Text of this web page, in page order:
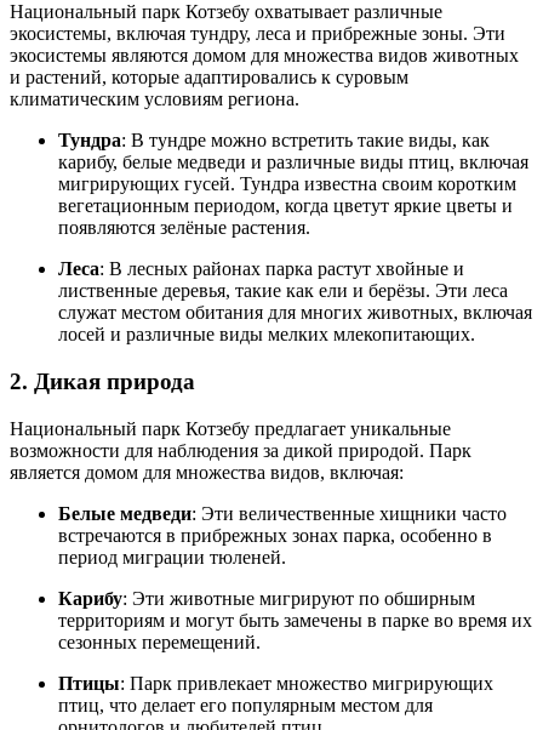
Национальный парк Котзебу охватывает различные
экосистемы, включая тундру, леса и прибрежные зоны. Эти
экосистемы являются домом для множества видов животных
и растений, которые адаптировались к суровым
климатическим условиям региона.
Тундра: В тундре можно встретить такие виды, как
карибу, белые медведи и различные виды птиц, включая
мигрирующих гусей. Тундра известна своим коротким
вегетационным периодом, когда цветут яркие цветы и
появляются зелёные растения.
Леса: В лесных районах парка растут хвойные и
лиственные деревья, такие как ели и берёзы. Эти леса
служат местом обитания для многих животных, включая
лосей и различные виды мелких млекопитающих.
2. Дикая природа
Национальный парк Котзебу предлагает уникальные
возможности для наблюдения за дикой природой. Парк
является домом для множества видов, включая:
Белые медведи: Эти величественные хищники часто
встречаются в прибрежных зонах парка, особенно в
период миграции тюленей.
Карибу: Эти животные мигрируют по обширным
территориям и могут быть замечены в парке во время их
сезонных перемещений.
Птицы: Парк привлекает множество мигрирующих
птиц, что делает его популярным местом для